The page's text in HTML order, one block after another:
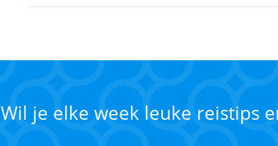
Wil je elke week leuke reistips